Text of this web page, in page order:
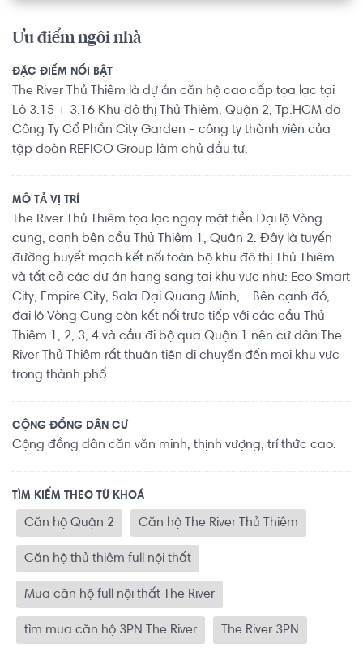
Ưu điểm ngôi nhà
ĐẶC ĐIỂM NỔI BẬT
The River Thủ Thiêm là dự án căn hộ cao cấp tọa lạc tại
Lô 3.15 + 3.16 Khu đô thị Thủ Thiêm, Quận 2, Tp.HCM do
Công Ty Cổ Phần City Garden - công ty thành viên của
tập đoàn REFICO Group làm chủ đầu tư.
MÔ TẢ VỊ TRÍ
The River Thủ Thiêm tọa lạc ngay mặt tiền Đại lộ Vòng
cung, cạnh bên cầu Thủ Thiêm 1, Quận 2. Đây là tuyến
đường huyết mạch kết nối toàn bộ khu đô thị Thủ Thiêm
và tất cả các dự án hạng sang tại khu vực như: Eco Smart
City, Empire City, Sala Đại Quang Minh,... Bên cạnh đó,
đại lộ Vòng Cung còn kết nối trực tiếp với các cầu Thủ
Thiêm 1, 2, 3, 4 và cầu đi bộ qua Quận 1 nên cư dân The
River Thủ Thiêm rất thuận tiện di chuyển đến mọi khu vực
trong thành phố.
CỘNG ĐỒNG DÂN CƯ
Cộng đồng dân căn văn minh, thịnh vượng, trí thức cao.
TÌM KIẾM THEO TỪ KHOÁ
Căn hộ Quận 2 Căn hộ The River Thủ Thiêm
Căn hộ thủ thiêm full nội thất
Mua căn hộ full nội thất The River
tìm mua căn hộ 3PN The River The River 3PN